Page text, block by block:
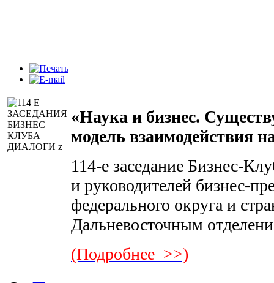
«Наука и бизнес.
модель взаимодействия
114-е заседание Бизнес-
и руководителей бизнес-
федерального округа и
Дальневосточным
(Подробнее >>)